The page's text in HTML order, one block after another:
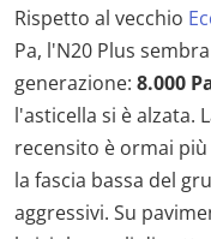
Rispetto al vecchio
Pa, l'N20 Plus
generazione: 8.000
l'asticella si è alzata.
recensito è ormai
la fascia bassa del
aggressivi. Su